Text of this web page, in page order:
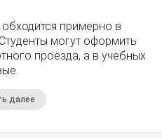
примерно в
могут оформить
проезда, а в учебных
далее